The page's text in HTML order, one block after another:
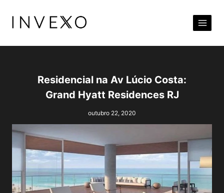
para
Conteúdo
Residencial na Av Lúcio Costa:
Grand Hyatt Residences RJ
outubro 22, 2020